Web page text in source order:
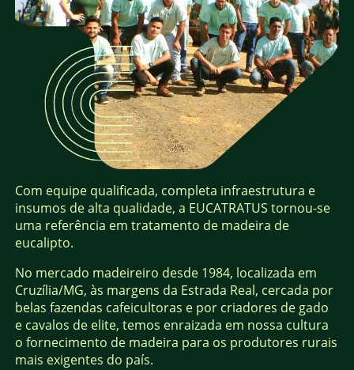
Com equipe qualificada, completa infraestrutura e
insumos de alta qualidade, a EUCATRATUS tornou-se
uma referência em tratamento de madeira de
eucalipto.
No mercado madeireiro desde 1984, localizada em
Cruzília/MG, às margens da Estrada Real, cercada por
belas fazendas cafeicultoras e por criadores de gado
e cavalos de elite, temos enraizada em nossa cultura
o fornecimento de madeira para os produtores rurais
mais exigentes do país.